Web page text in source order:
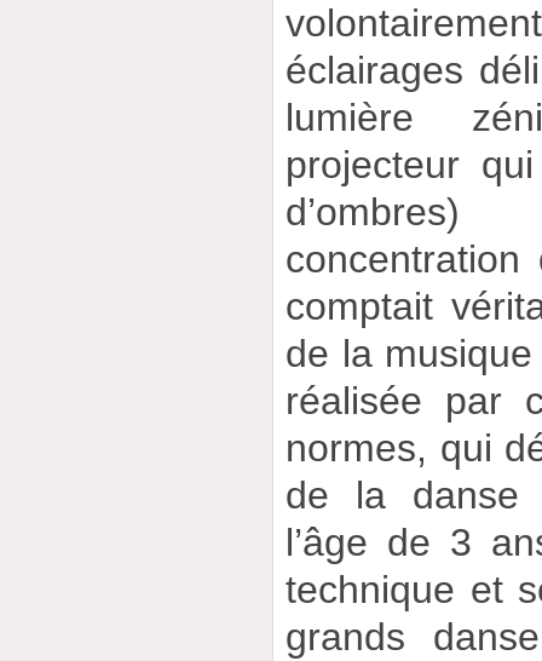
éclairages
lumière
projecteur
comptait
de la
réalisée par
normes, qui
de la danse
l’âge de 3
technique et
grands